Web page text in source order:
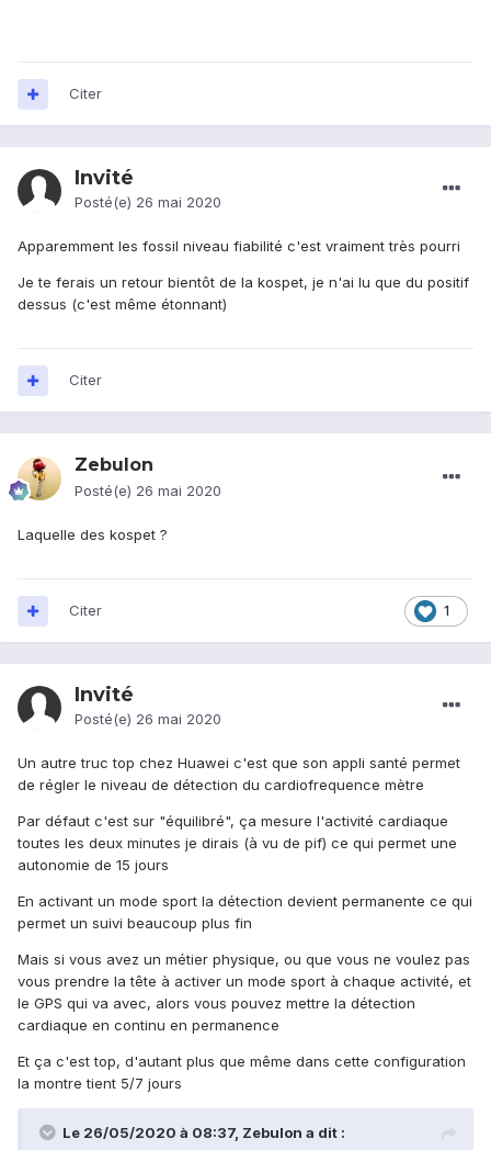
Citer
Invité
Posté(e) 26 mai 2020
Apparemment les fossil niveau fiabilité c'est vraiment très pourri
Je te ferais un retour bientôt de la kospet, je n'ai lu que du positif
dessus (c'est même étonnant)
Citer
Zebulon
Posté(e) 26 mai 2020
Laquelle des kospet ?
1
Citer
Invité
Posté(e) 26 mai 2020
Un autre truc top chez Huawei c'est que son appli santé permet
de régler le niveau de détection du cardiofrequence mètre
Par défaut c'est sur "équilibré", ça mesure l'activité cardiaque
toutes les deux minutes je dirais (à vu de pif) ce qui permet une
autonomie de 15 jours
En activant un mode sport la détection devient permanente ce qui
permet un suivi beaucoup plus fin
Mais si vous avez un métier physique, ou que vous ne voulez pas
vous prendre la tête à activer un mode sport à chaque activité, et
le GPS qui va avec, alors vous pouvez mettre la détection
cardiaque en continu en permanence
Et ça c'est top, d'autant plus que même dans cette configuration
la montre tient 5/7 jours
Le 26/05/2020 à 08:37, Zebulon a dit :